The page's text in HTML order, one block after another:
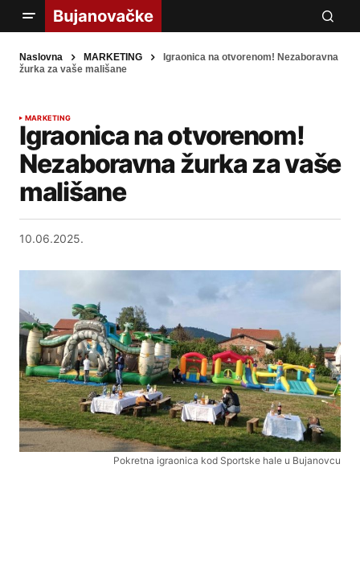
Naslovna MARKETING
Igraonica na otvorenom! Nezaboravna
žurka za vaše mališane
MARKETING
Igraonica na otvorenom!
Nezaboravna žurka za vaše
mališane
10.06.2025.
Pokretna igraonica kod Sportske hale u Bujanovcu